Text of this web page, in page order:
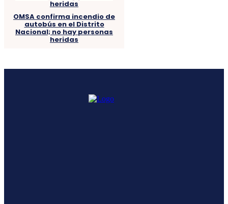
OMSA confirma incendio de
autobús en el Distrito
Nacional; no hay personas
heridas